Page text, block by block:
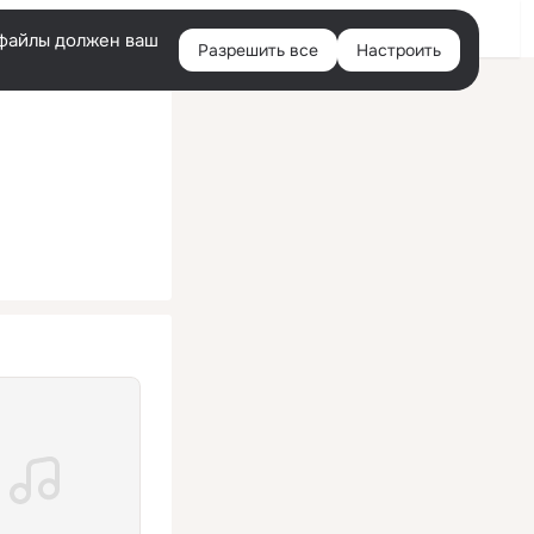
Войти
должен ваш
Разрешить все Настроить